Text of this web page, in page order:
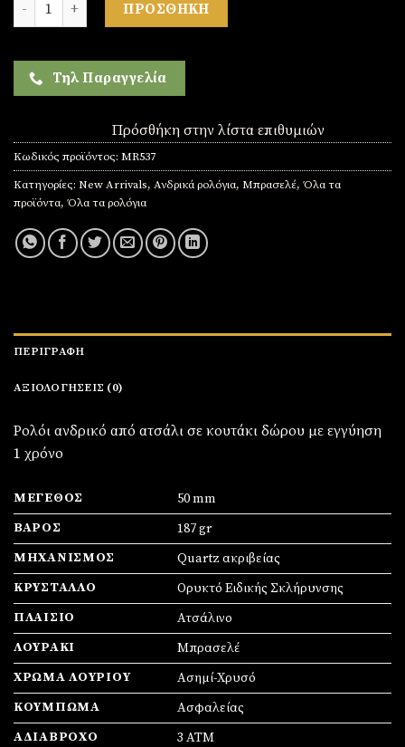
ΠΡΟΣΘΉΚΗ
Τηλ Παραγγελία
Πρόσθήκη στην λίστα επιθυμιών
Κωδικός προϊόντος: MR537
Κατηγορίες: New Arrivals, Ανδρικά ρολόγια, Μπρασελέ, Όλα τα
προϊόντα, Όλα τα ρολόγια
ΠΕΡΙΓΡΑΦΉ
ΑΞΙΟΛΟΓΉΣΕΙΣ (0)
Ρολόι ανδρικό από ατσάλι σε κουτάκι δώρου με εγγύηση
1 χρόνο
ΜΈΓΕΘΟΣ
50 mm
ΒΆΡΟΣ
187 gr
ΜΗΧΑΝΙΣΜΌΣ
Quartz ακριβείας
ΚΡΎΣΤΑΛΛΟ
Ορυκτό Ειδικής Σκλήρυνσης
ΠΛΑΊΣΙΟ
Ατσάλινο
ΛΟΥΡΆΚΙ
Μπρασελέ
ΧΡΏΜΑ ΛΟΥΡΙΟΎ
Ασημί-Χρυσό
ΚΟΎΜΠΩΜΑ
Ασφαλείας
ΑΔΙΆΒΡΟΧΟ
3 ATM